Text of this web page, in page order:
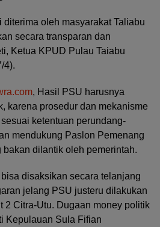
diterima oleh masyarakat Taliabu
secara transparan dan
Ketua KPUD Pulau Taiabu
4).
, Hasil PSU harusnya
karena prosedur dan mekanisme
ketentuan perundang-
mendukung Paslon Pemenang
dilantik oleh pemerintah.
disaksikan secara telanjang
jelang PSU justeru dilakukan
2 Citra-Utu. Dugaan money politik
Kepulauan Sula Fifian